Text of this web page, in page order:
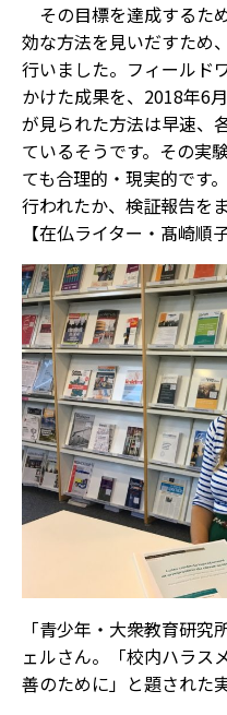
その目標を達成するた
効な方法を見いだすため
行いました。フィールド
かけた成果を、2018年6
が見られた方法は早速、
ているそうです。その実
ても合理的・現実的です
行われたか、検証報告を
【在仏ライター・髙崎順
「青少年・大衆教育研
ェルさん。「校内ハラス
善のために」と題された